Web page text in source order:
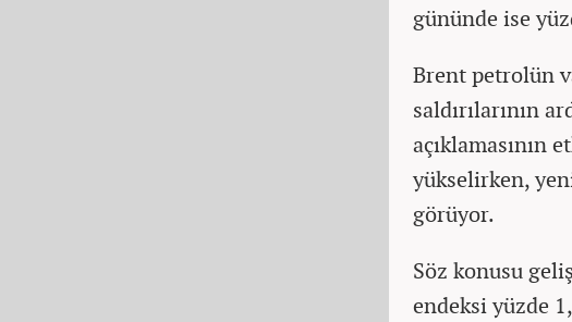
gününde ise
Brent petrolün
saldırılarının
açıklamasının
yükselirken,
görüyor.
Söz konusu
endeksi yüzde